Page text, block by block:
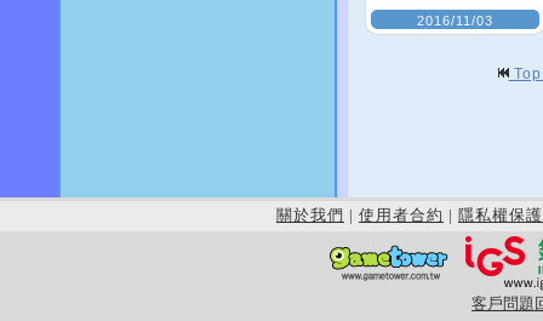
2016/11/03
關於我們 | 使用者合約 | 隱私權保護
客戶問題